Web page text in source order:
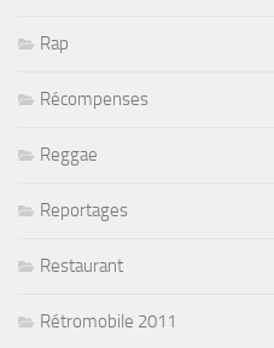
Rap
Récompenses
Reggae
Reportages
Restaurant
Rétromobile 2011